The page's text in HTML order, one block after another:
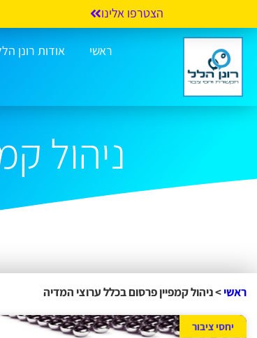
הצטרפו אלינו
ראשי אודות רונן
ניהול
ראשי>ניהול קמפיין פרסום בכלל ערוצי המדיה
יחסי ציבור